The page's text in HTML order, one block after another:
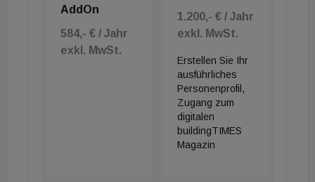
AddOn
584,- € / Jahr
exkl. MwSt.
1.200,- € / Jahr
exkl. MwSt.
Erstellen Sie Ihr
ausführliches
Personenprofil,
Zugang zum
digitalen
buildingTIMES
Magazin